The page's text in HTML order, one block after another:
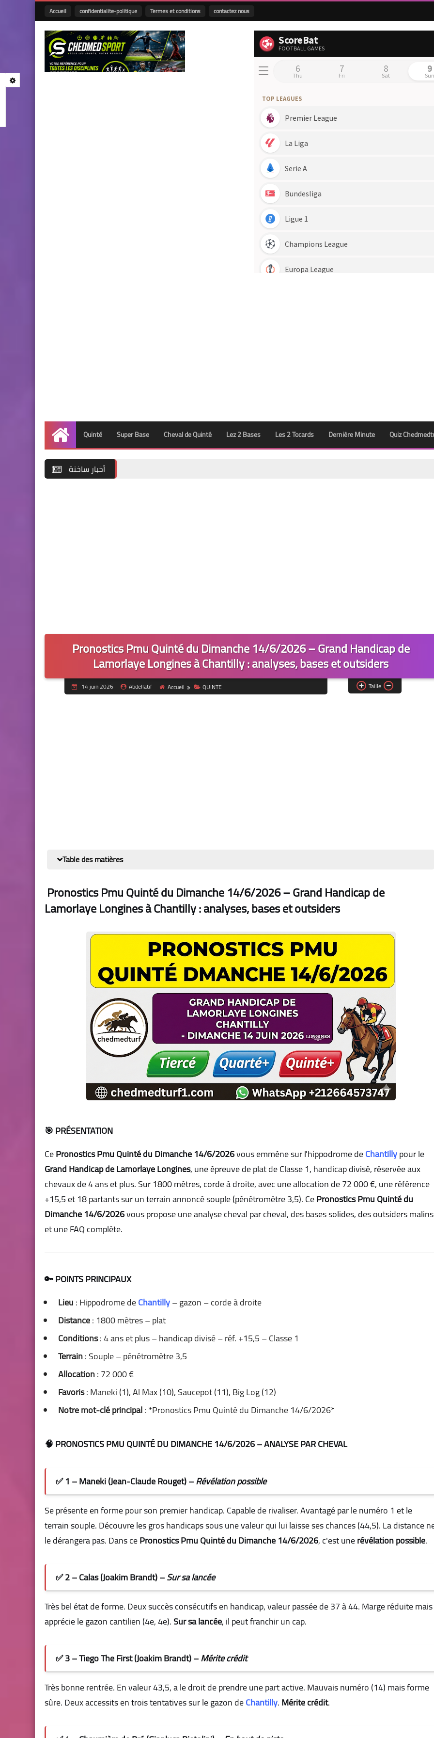
Accueil confidentialite-politique Termes et conditions contactez nous
Accueil
Quinté Super Base Cheval de Quinté Lez 2 Bases Les 2 Tocards Dernière Minute Quiz
أخبار ساخنة
Pronostics Pmu Quinté du Dimanche 14/6/2026 – Grand Handicap de
Lamorlaye Longines à Chantilly : analyses, bases et outsiders
14 juin 2026 Abdellatif Accueil QUINTE Taille
Table des matières
Pronostics Pmu Quinté du Dimanche 14/6/2026 – Grand Handicap de
Lamorlaye Longines à Chantilly : analyses, bases et outsiders
🎯 PRÉSENTATION
CePronostics Pmu Quinté du Dimanche 14/6/2026vous emmène sur l'hippodrome deChantillypour le
Grand Handicap de Lamorlaye Longines, une épreuve de plat de Classe 1, handicap divisé, réservée aux
chevaux de 4 ans et plus. Sur 1800 mètres, corde à droite, avec une allocation de 72 000 €, une référence
+15,5 et 18 partants sur un terrain annoncé souple (pénétromètre 3,5). CePronostics Pmu Quinté du
Dimanche 14/6/2026vous propose une analyse cheval par cheval, des bases solides, des outsiders malins
et une FAQ complète.
🔑 POINTS PRINCIPAUX
Lieu: Hippodrome deChantilly– gazon – corde à droite
Distance: 1800 mètres – plat
Conditions: 4 ans et plus – handicap divisé – réf. +15,5 – Classe 1
Terrain: Souple – pénétromètre 3,5
Allocation: 72 000 €
Favoris: Maneki (1), Al Max (10), Saucepot (11), Big Log (12)
Notre mot-clé principal:*Pronostics Pmu Quinté du Dimanche 14/6/2026*
🧠 PRONOSTICS PMU QUINTÉ DU DIMANCHE 14/6/2026 – ANALYSE PAR CHEVAL
✅ 1 – Maneki (Jean-Claude Rouget) –Révélation possible
Se présente en forme pour son premier handicap. Capable de rivaliser. Avantagé par le numéro 1 et le
terrain souple. Découvre les gros handicaps sous une valeur qui lui laisse ses chances (44,5). La distance
le dérangera pas. Dans cePronostics Pmu Quinté du Dimanche 14/6/2026, c'est unerévélation possible.
✅ 2 – Calas (Joakim Brandt) –Sur sa lancée
Très bel état de forme. Deux succès consécutifs en handicap, valeur passée de 37 à 44. Marge réduite mais
apprécie le gazon cantilien (4e, 4e).Sur sa lancée, il peut franchir un cap.
✅ 3 – Tiego The First (Joakim Brandt) –Mérite crédit
Très bonne rentrée. En valeur 43,5, a le droit de prendre une part active. Mauvais numéro (14) mais forme
sûre. Deux accessits en trois tentatives sur le gazon deChantilly.Mérite crédit.